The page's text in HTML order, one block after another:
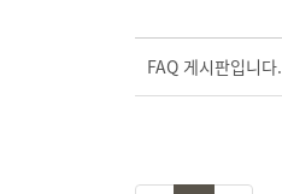
FAQ 게시판입니다.